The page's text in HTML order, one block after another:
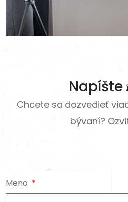
Napíšte
Chcete sa dozvedieť
bývaní?
Meno